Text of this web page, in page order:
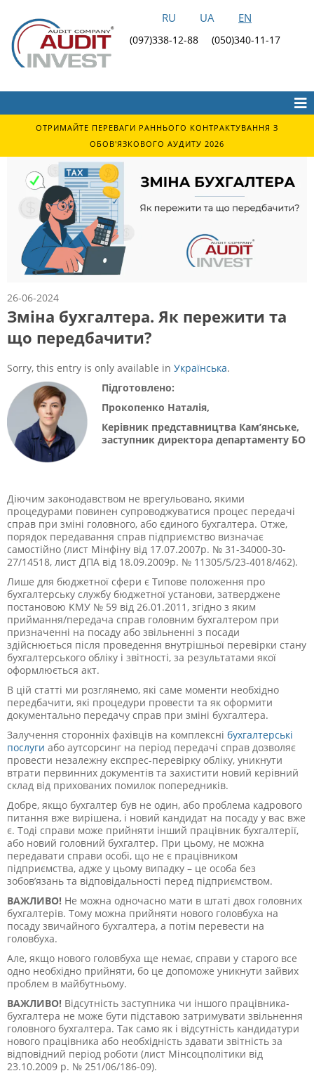
RU UA EN
(097)338-12-88 (050)340-11-17
ОТРИМАЙТЕ ПЕРЕВАГИ РАННЬОГО КОНТРАКТУВАННЯ З
ОБОВ'ЯЗКОВОГО АУДИТУ 2026
26-06-2024
Зміна бухгалтера. Як пережити та
що передбачити?
Sorry, this entry is only available in Українська.
Підготовлено:
Прокопенко Наталія,
Керівник представництва Кам’янське,
заступник директора департаменту БО
Діючим законодавством не врегульовано, якими
процедурами повинен супроводжуватися процес передачі
справ при зміні головного, або єдиного бухгалтера. Отже,
порядок передавання справ підприємство визначає
самостійно (лист Мінфіну від 17.07.2007р. № 31-34000-30-
27/14518, лист ДПА від 18.09.2009р. № 11305/5/23-4018/462).
Лише для бюджетної сфери є Типове положення про
бухгалтерську службу бюджетної установи, затверджене
постановою KМУ № 59 від 26.01.2011, згідно з яким
приймання/передача справ головним бухгалтером при
призначенні на посаду або звільненні з посади
здійснюється після проведення внутрішньої перевірки стану
бухгалтерського обліку і звітності, за результатами якої
оформлюється акт.
В цій статті ми розглянемо, які саме моменти необхідно
передбачити, які процедури провести та як оформити
документально передачу справ при зміні бухгалтера.
Залучення сторонніх фахівців на комплексні бухгалтерські
послуги або аутсорсинг на період передачі справ дозволяє
провести незалежну експрес-перевірку обліку, уникнути
втрати первинних документів та захистити новий керівний
склад від прихованих помилок попередників.
Добре, якщо бухгалтер був не один, або проблема кадрового
питання вже вирішена, і новий кандидат на посаду у вас вже
є. Тоді справи може прийняти інший працівник бухгалтерії,
або новий головний бухгалтер. При цьому, не можна
передавати справи особі, що не є працівником
підприємства, адже у цьому випадку – це особа без
зобов’язань та відповідальності перед підприємством.
ВАЖЛИВО! Не можна одночасно мати в штаті двох головних
бухгалтерів. Тому можна прийняти нового головбуха на
посаду звичайного бухгалтера, а потім перевести на
головбуха.
Але, якщо нового головбуха ще немає, справи у старого все
одно необхідно прийняти, бо це допоможе уникнути зайвих
проблем в майбутньому.
ВАЖЛИВО! Відсутність заступника чи іншого працівника-
бухгалтера не може бути підставою затримувати звільнення
головного бухгалтера. Так само як і відсутність кандидатури
нового працівника або необхідність здавати звітність за
відповідний період роботи (лист Мінсоцполітики від
23.10.2009 р. № 251/06/186-09).